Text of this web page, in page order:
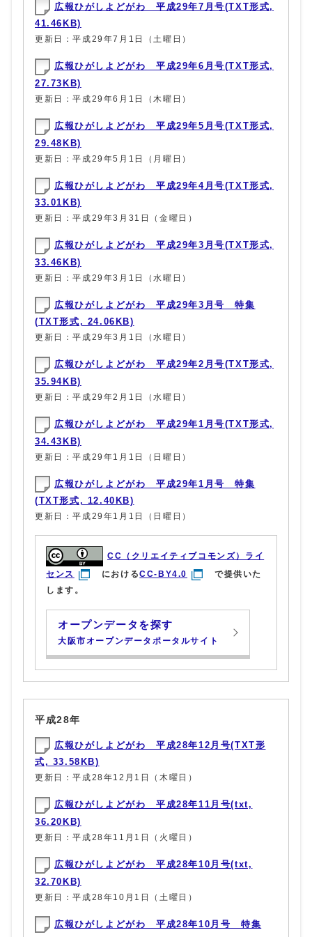
広報ひがしよどがわ 平成29年7月号(TXT形式,
41.46KB)
更新日：平成29年7月1日（土曜日）
広報ひがしよどがわ 平成29年6月号(TXT形式,
27.73KB)
更新日：平成29年6月1日（木曜日）
広報ひがしよどがわ 平成29年5月号(TXT形式,
29.48KB)
更新日：平成29年5月1日（月曜日）
広報ひがしよどがわ 平成29年4月号(TXT形式,
33.01KB)
更新日：平成29年3月31日（金曜日）
広報ひがしよどがわ 平成29年3月号(TXT形式,
33.46KB)
更新日：平成29年3月1日（水曜日）
広報ひがしよどがわ 平成29年3月号 特集
(TXT形式, 24.06KB)
更新日：平成29年3月1日（水曜日）
広報ひがしよどがわ 平成29年2月号(TXT形式,
35.94KB)
更新日：平成29年2月1日（水曜日）
広報ひがしよどがわ 平成29年1月号(TXT形式,
34.43KB)
更新日：平成29年1月1日（日曜日）
広報ひがしよどがわ 平成29年1月号 特集
(TXT形式, 12.40KB)
更新日：平成29年1月1日（日曜日）
CC（クリエイティブコモンズ）ライ
センス
におけるCC-BY4.0
で提供いた
します。
オープンデータを探す
大阪市オープンデータポータルサイト
平成28年
広報ひがしよどがわ 平成28年12月号(TXT形
式, 33.58KB)
更新日：平成28年12月1日（木曜日）
広報ひがしよどがわ 平成28年11月号(txt,
36.20KB)
更新日：平成28年11月1日（火曜日）
広報ひがしよどがわ 平成28年10月号(txt,
32.70KB)
更新日：平成28年10月1日（土曜日）
広報ひがしよどがわ 平成28年10月号 特集